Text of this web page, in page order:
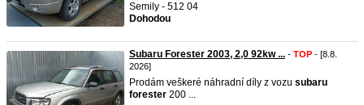
Semily - 512 04
Dohodou
Subaru Forester 2003, 2,0 92kw ... - TOP - [8.8.
2026]
Prodám veškeré náhradní díly z vozu subaru
forester 200 ...